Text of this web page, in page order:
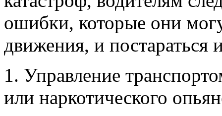
ошибки, которые они
движения, и постараться
1. Управление
или наркотического